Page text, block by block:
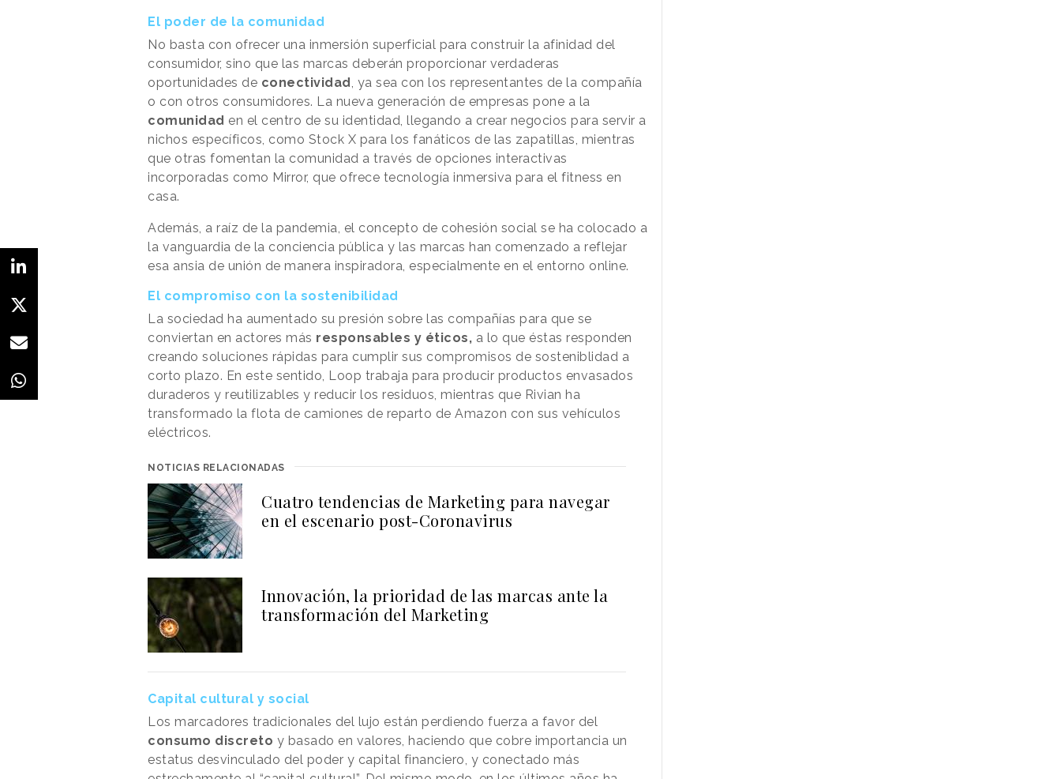
El poder de la comunidad
No basta con ofrecer una inmersión superficial para construir la afinidad del
consumidor, sino que las marcas deberán proporcionar verdaderas
oportunidades de conectividad , ya sea con los representantes de la compañía
o con otros consumidores. La nueva generación de empresas pone a la
comunidad en el centro de su identidad, llegando a crear negocios para servir a
nichos específicos, como Stock X para los fanáticos de las zapatillas, mientras
que otras fomentan la comunidad a través de opciones interactivas
incorporadas como Mirror, que ofrece tecnología inmersiva para el fitness en
casa.
Además, a raíz de la pandemia, el concepto de cohesión social se ha colocado a
la vanguardia de la conciencia pública y las marcas han comenzado a reflejar
esa ansia de unión de manera inspiradora, especialmente en el entorno online.
El compromiso con la sostenibilidad
La sociedad ha aumentado su presión sobre las compañías para que se
conviertan en actores más responsables y éticos, a lo que éstas responden
creando soluciones rápidas para cumplir sus compromisos de sosteniblidad a
corto plazo. En este sentido, Loop trabaja para producir productos envasados
duraderos y reutilizables y reducir los residuos, mientras que Rivian ha
transformado la flota de camiones de reparto de Amazon con sus vehículos
eléctricos.
NOTICIAS RELACIONADAS
Cuatro tendencias de Marketing para navegar
en el escenario post-Coronavirus
Innovación, la prioridad de las marcas ante la
transformación del Marketing
Capital cultural y social
Los marcadores tradicionales del lujo están perdiendo fuerza a favor del
consumo discreto y basado en valores, haciendo que cobre importancia un
estatus desvinculado del poder y capital financiero, y conectado más